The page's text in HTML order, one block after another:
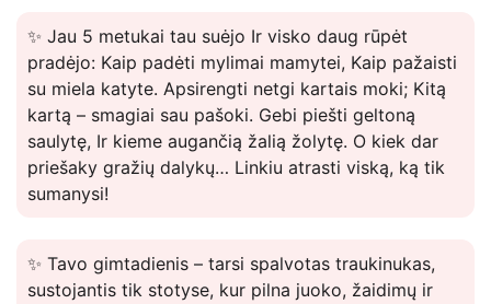
✨ Jau 5 metukai tau suėjo Ir visko daug rūpėt
pradėjo: Kaip padėti mylimai mamytei, Kaip pažaisti
su miela katyte. Apsirengti netgi kartais moki; Kitą
kartą – smagiai sau pašoki. Gebi piešti geltoną
saulytę, Ir kieme augančią žalią žolytę. O kiek dar
priešaky gražių dalykų… Linkiu atrasti viską, ką tik
sumanysi!
✨ Tavo gimtadienis – tarsi spalvotas traukinukas,
sustojantis tik stotyse, kur pilna juoko, žaidimų ir